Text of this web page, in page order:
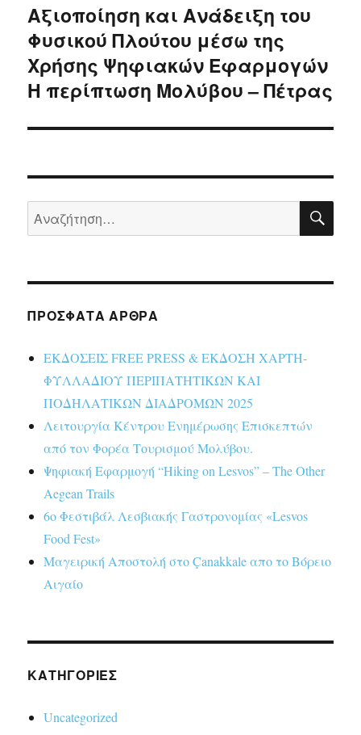
Επόμενο
άρθρο:
Αξιοποίηση και Ανάδειξη του
Φυσικού Πλούτου μέσω της
Χρήσης Ψηφιακών Εφαρμογών
H περίπτωση Μολύβου – Πέτρας
Αναζήτηση
για:
ΠΡΌΣΦΑΤΑ ΆΡΘΡΑ
ΕΚΔΟΣΕΙΣ FREE PRESS & ΕΚΔΟΣΗ ΧΑΡΤΗ-
ΦΥΛΛΑΔΙΟΥ ΠΕΡΙΠΑΤΗΤΙΚΩΝ ΚΑΙ
ΠΟΔΗΛΑΤΙΚΩΝ ΔΙΑΔΡΟΜΩΝ 2025
Λειτουργία Κέντρου Ενημέρωσης Επισκεπτών
από τον Φορέα Τουρισμού Μολύβου.
Ψηφιακή Εφαρμογή “Hiking on Lesvos” – The Other
Aegean Trails
6ο Φεστιβάλ Λεσβιακής Γαστρονομίας «Lesvos
Food Fest»
Μαγειρική Αποστολή στο Çanakkale απο το Βόρειο
Αιγαίο
KΑΤΗΓΟΡΊΕΣ
Uncategorized